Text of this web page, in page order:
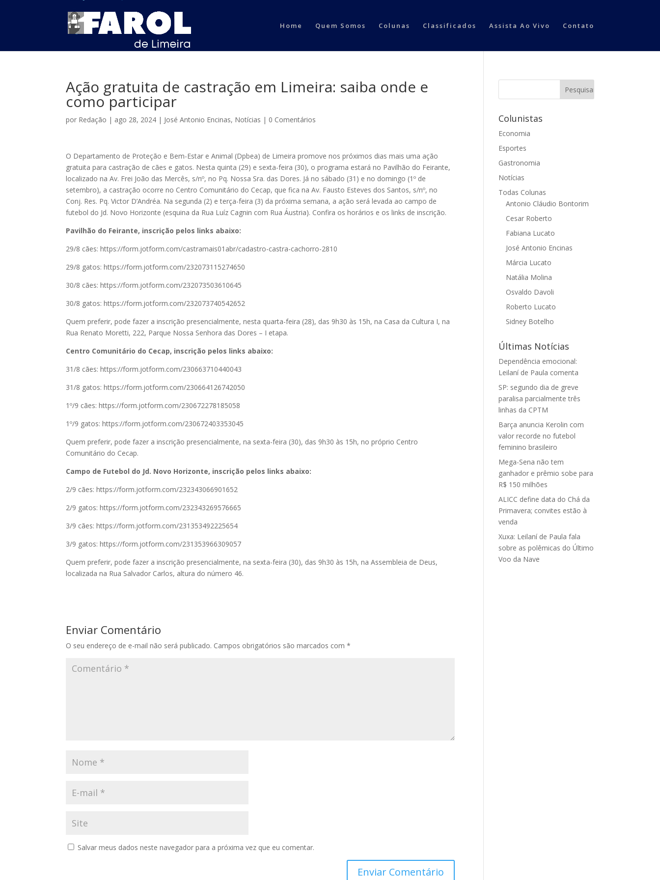
Home Quem Somos Colunas Classificados Assista Ao Vivo Contato
Ação gratuita de castração em Limeira: saiba onde e
como participar
por Redação | ago 28, 2024 | José Antonio Encinas, Notícias | 0 Comentários
O Departamento de Proteção e Bem-Estar e Animal (Dpbea) de Limeira promove nos próximos dias mais uma ação
gratuita para castração de cães e gatos. Nesta quinta (29) e sexta-feira (30), o programa estará no Pavilhão do Feirante,
localizado na Av. Frei João das Mercês, s/nº, no Pq. Nossa Sra. das Dores. Já no sábado (31) e no domingo (1º de
setembro), a castração ocorre no Centro Comunitário do Cecap, que fica na Av. Fausto Esteves dos Santos, s/nº, no
Conj. Res. Pq. Victor D’Andréa. Na segunda (2) e terça-feira (3) da próxima semana, a ação será levada ao campo de
futebol do Jd. Novo Horizonte (esquina da Rua Luíz Cagnin com Rua Áustria). Confira os horários e os links de inscrição.
Pavilhão do Feirante, inscrição pelos links abaixo:
29/8 cães: https://form.jotform.com/castramais01abr/cadastro-castra-cachorro-2810
29/8 gatos: https://form.jotform.com/232073115274650
30/8 cães: https://form.jotform.com/232073503610645
30/8 gatos: https://form.jotform.com/232073740542652
Quem preferir, pode fazer a inscrição presencialmente, nesta quarta-feira (28), das 9h30 às 15h, na Casa da Cultura I, na
Rua Renato Moretti, 222, Parque Nossa Senhora das Dores – I etapa.
Centro Comunitário do Cecap, inscrição pelos links abaixo:
31/8 cães: https://form.jotform.com/230663710440043
31/8 gatos: https://form.jotform.com/230664126742050
1º/9 cães: https://form.jotform.com/230672278185058
1º/9 gatos: https://form.jotform.com/230672403353045
Quem preferir, pode fazer a inscrição presencialmente, na sexta-feira (30), das 9h30 às 15h, no próprio Centro
Comunitário do Cecap.
Campo de Futebol do Jd. Novo Horizonte, inscrição pelos links abaixo:
2/9 cães: https://form.jotform.com/232343066901652
2/9 gatos: https://form.jotform.com/232343269576665
3/9 cães: https://form.jotform.com/231353492225654
3/9 gatos: https://form.jotform.com/231353966309057
Quem preferir, pode fazer a inscrição presencialmente, na sexta-feira (30), das 9h30 às 15h, na Assembleia de Deus,
localizada na Rua Salvador Carlos, altura do número 46.
Enviar Comentário
O seu endereço de e-mail não será publicado. Campos obrigatórios são marcados com*
Salvar meus dados neste navegador para a próxima vez que eu comentar.
Colunistas
Economia
Esportes
Gastronomia
Notícias
Todas Colunas
Antonio Cláudio Bontorim
Cesar Roberto
Fabiana Lucato
José Antonio Encinas
Márcia Lucato
Natália Molina
Osvaldo Davoli
Roberto Lucato
Sidney Botelho
Últimas Notícias
Dependência emocional:
Leilaní de Paula comenta
SP: segundo dia de greve
paralisa parcialmente três
linhas da CPTM
Barça anuncia Kerolin com
valor recorde no futebol
feminino brasileiro
Mega-Sena não tem
ganhador e prêmio sobe para
R$ 150 milhões
ALICC define data do Chá da
Primavera; convites estão à
venda
Xuxa: Leilaní de Paula fala
sobre as polêmicas do Último
Voo da Nave